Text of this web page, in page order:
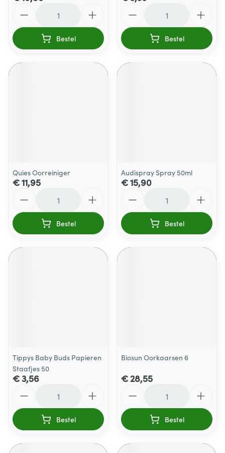
Bestel Bestel
Quies Oorreiniger
€ 11,95
Bestel
Audispray Spray 50ml
€ 15,90
Bestel
Tippys Baby Buds Papieren
Staafjes 50
€ 3,56
Bestel
Biosun Oorkaarsen 6
€ 28,55
Bestel